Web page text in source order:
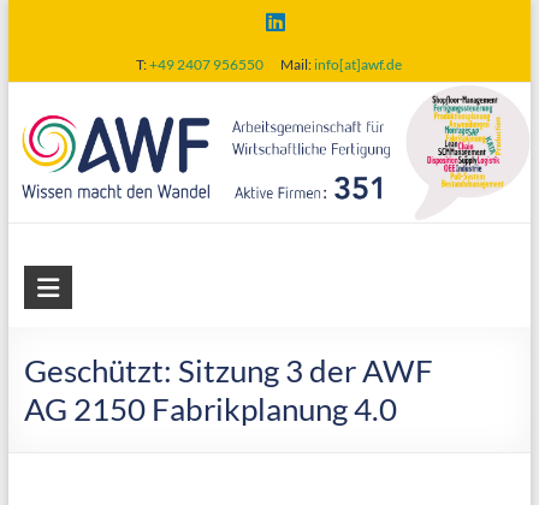
content
T:+49 2407 956550 Mail:info[at]awf.de
AWF
wirtschaftliche
Fertigung
Geschützt: Sitzung 3 der AWF
AG 2150 Fabrikplanung 4.0